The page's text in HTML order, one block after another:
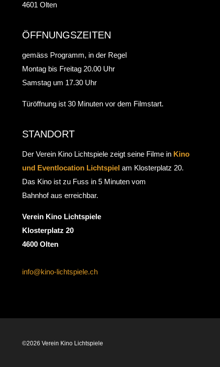
4601 Olten
ÖFFNUNGSZEITEN
gemäss Programm, in der Regel
Montag bis Freitag 20.00 Uhr
Samstag um 17.30 Uhr
Türöffnung ist 30 Minuten vor dem Filmstart.
STANDORT
Der Verein Kino Lichtspiele zeigt seine Filme in Kino
und Eventlocation Lichtspielam Klosterplatz 20.
Das Kino ist zu Fuss in 5 Minuten vom
Bahnhof aus erreichbar.
Verein Kino Lichtspiele
Klosterplatz 20
4600 Olten
info@kino-lichtspiele.ch
©2026 Verein Kino Lichtspiele